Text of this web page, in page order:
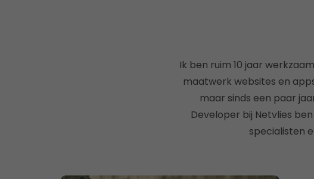
Ik ben ruim 10 jaar
maatwerk websites en
maar sinds een paar
Developer bij Netvlies
specialisten